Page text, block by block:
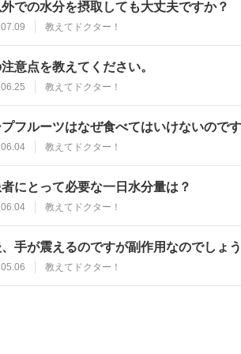
での水分を摂取しても大丈夫ですか？
教えてドクター！
意点を教えてください。
教えてドクター！
フルーツはなぜ食べてはいけないので
教えてドクター！
にとって必要な一日水分量は？
教えてドクター！
手が震えるのですが副作用なのでしょ
教えてドクター！